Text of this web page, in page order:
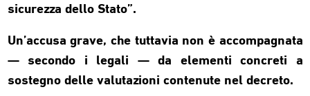
sicurezza dello Stato”.
Un’accusa grave, che tuttavia non è accompagnata
— secondo i legali — da elementi concreti a
sostegno delle valutazioni contenute nel decreto.